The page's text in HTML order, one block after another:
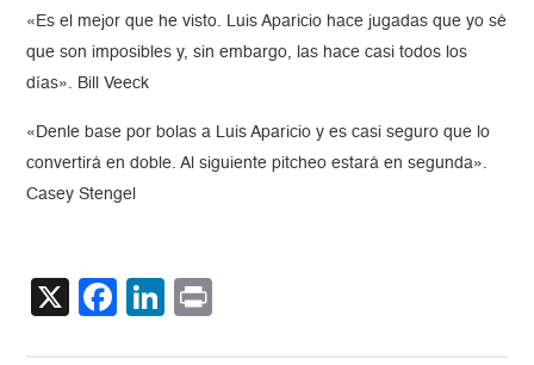
«Es el mejor que he visto. Luis Aparicio hace jugadas que yo sé
que son imposibles y, sin embargo, las hace casi todos los
días». Bill Veeck
«Denle base por bolas a Luis Aparicio y es casi seguro que lo
convertirá en doble. Al siguiente pitcheo estará en segunda».
Casey Stengel
X Facebook
LinkedIn